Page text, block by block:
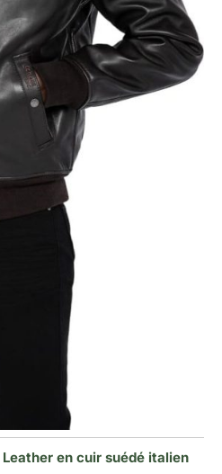
en cuir suédé italien